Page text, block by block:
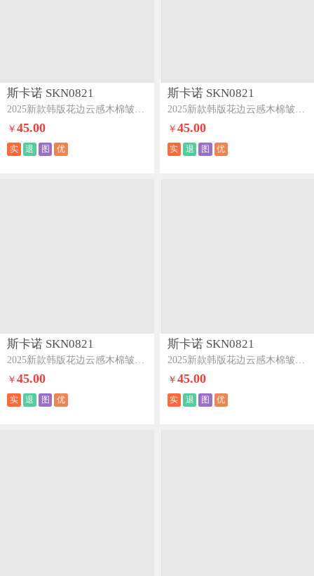
斯卡诺 SKN0821
2025新款韩版花边云感木棉皱皱纱四件套双层纱学生三件套-花海
￥45.00
实 退 图 优
斯卡诺 SKN0821
2025新款韩版花边云感木棉皱皱纱四件套双层纱学生三件套-蝴蝶梦咖
￥ 45.00
实 退 图 优
斯卡诺 SKN0821
2025新款韩版花边云感木棉皱皱纱四件套双层纱学生三件套-蝴蝶梦
￥45.00
实 退 图 优
斯卡诺 SKN0821
2025新款韩版花边云感木棉皱皱纱四件套双层纱学生三件套-海盐啵啵紫
￥ 45.00
实 退 图 优